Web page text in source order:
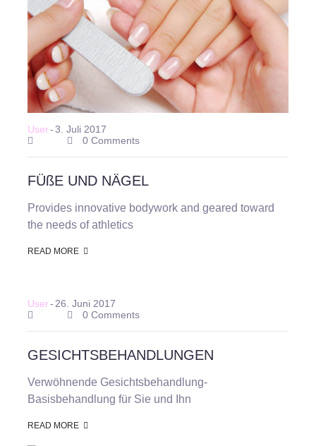
User-3. Juli 2017
0 Comments
FÜßE UND NÄGEL
Provides innovative bodywork and geared toward
the needs of athletics
READ MORE
User- 26. Juni 2017
0 Comments
GESICHTSBEHANDLUNGEN
Verwöhnende Gesichtsbehandlung-
Basisbehandlung für Sie und Ihn
READ MORE